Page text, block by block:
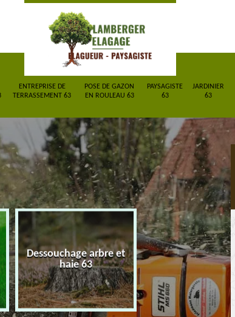
ENTREPRISE DE
TERRASSEMENT 63
POSE DE GAZON
EN ROULEAU 63
PAYSAGISTE
63
JARDINIER
63
Dessouchage arbre et
haie 63
Entreprise de
terrassement 63